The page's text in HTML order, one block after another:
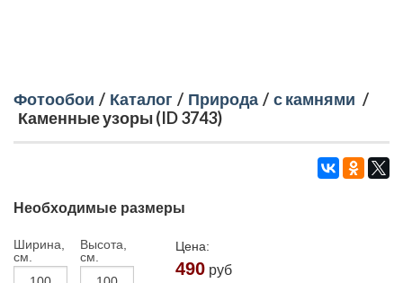
Фотообои / Каталог / Природа / с камнями /
Каменные узоры (ID 3743)
Необходимые размеры
Ширина,
см.
Высота,
см.
Цена:
490 руб